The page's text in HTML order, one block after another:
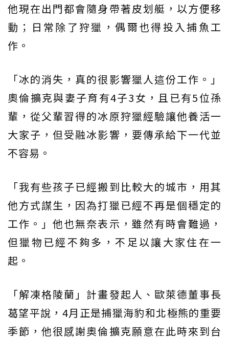
他現在出門都會隨身帶著皮划艇，以方便移
動；日常除了狩獵，偶爾也得投入捕魚工
作。
「冰的消失，真的很影響獵人這份工作。」
奧倫擴克與妻子育有4子3女，且已有5位孫
輩，從父輩習得的冰原狩獵經驗讓他養活一
大家子，但受融冰影響，要傳承給下一代並
不容易。
「我有些孩子已經搬到比較大的城市，用其
他方式謀生，因為打獵已經不再是個穩定的
工作。」他也無奈表示，雖然有時會難過，
但獵物已經不夠多，不足以讓大家住在一
起。
「解凍格陵蘭」計畫發起人、歐萊德董事長
葛望平說，4月正是捕獵海豹和北極熊的重要
季節，他很感謝奧倫擴克願意在此時來到台